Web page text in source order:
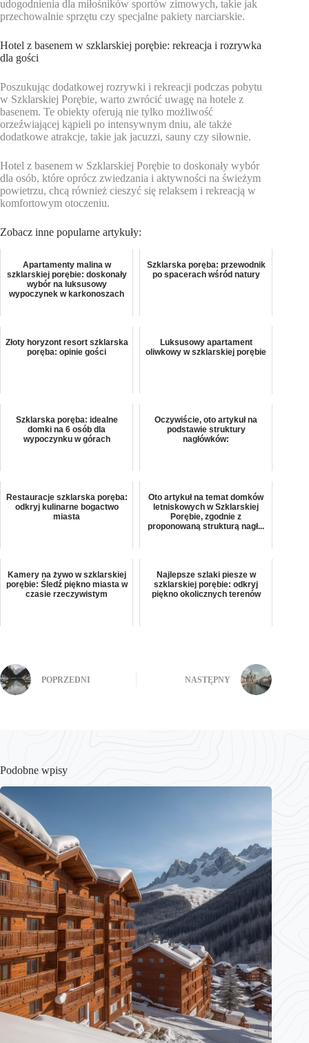
udogodnienia dla miłośników sportów zimowych, takie jak
przechowalnie sprzętu czy specjalne pakiety narciarskie.
Hotel z basenem w szklarskiej porębie: rekreacja i rozrywka
dla gości
Poszukując dodatkowej rozrywki i rekreacji podczas pobytu
w Szklarskiej Porębie, warto zwrócić uwagę na hotele z
basenem. Te obiekty oferują nie tylko możliwość
orzeźwiającej kąpieli po intensywnym dniu, ale także
dodatkowe atrakcje, takie jak jacuzzi, sauny czy siłownie.
Hotel z basenem w Szklarskiej Porębie to doskonały wybór
dla osób, które oprócz zwiedzania i aktywności na świeżym
powietrzu, chcą również cieszyć się relaksem i rekreacją w
komfortowym otoczeniu.
Zobacz inne popularne artykuły:
Apartamenty malina w
szklarskiej porębie: doskonały
wybór na luksusowy
wypoczynek w karkonoszach
Szklarska poręba: przewodnik
po spacerach wśród natury
Złoty horyzont resort szklarska
poręba: opinie gości
Luksusowy apartament
oliwkowy w szklarskiej porębie
Szklarska poręba: idealne
domki na 6 osób dla
wypoczynku w górach
Oczywiście, oto artykuł na
podstawie struktury
nagłówków:
Restauracje szklarska poręba:
odkryj kulinarne bogactwo
miasta
Oto artykuł na temat domków
letniskowych w Szklarskiej
Porębie, zgodnie z
proponowaną strukturą nagł...
Kamery na żywo w szklarskiej
porębie: Śledź piękno miasta w
czasie rzeczywistym
Najlepsze szlaki piesze w
szklarskiej porębie: odkryj
piękno okolicznych terenów
POPRZEDNI NASTĘPNY
Podobne wpisy